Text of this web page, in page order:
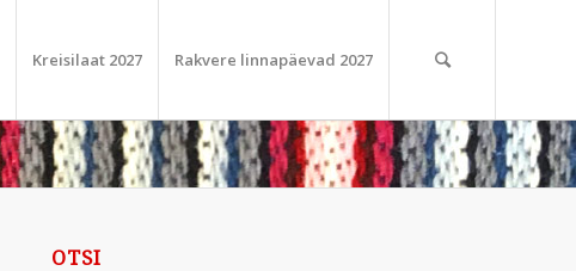
Kreisilaat 2027 Rakvere linnapäevad 2027
OTSI